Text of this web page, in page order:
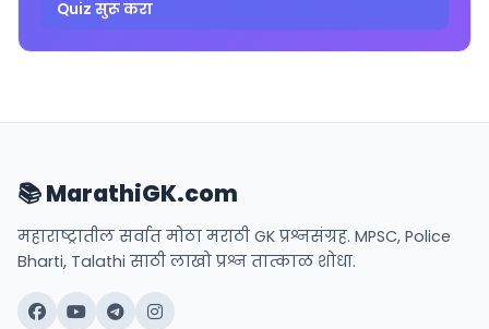
Quiz सुरू करा
📚 MarathiGK.com
महाराष्ट्रातील सर्वात मोठा मराठी GK प्रश्नसंग्रह. MPSC, Police
Bharti, Talathi साठी लाखो प्रश्न तात्काळ शोधा.